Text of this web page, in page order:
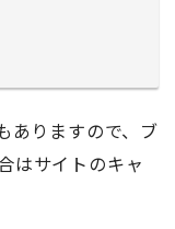
ありますので、ブ
はサイトのキャ